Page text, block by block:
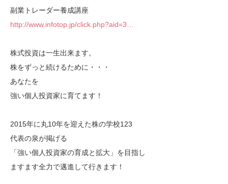
副業トレーダー養成講座
http://www.infotop.jp/click.php?aid=3…
株式投資は一生出来ます。
株をずっと続けるために・・・
あなたを
強い個人投資家に育てます！
2015年に丸10年を迎えた株の学校123
代表の泉が掲げる
「強い個人投資家の育成と拡大」を目指し
ますます全力で邁進して行きます！